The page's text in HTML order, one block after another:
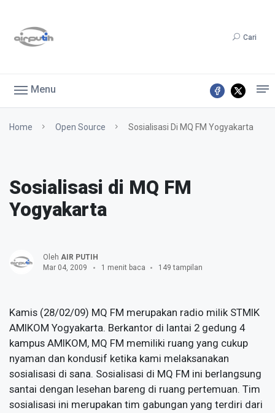
Cari
Menu
Home Open Source Sosialisasi Di MQ FM Yogyakarta
Sosialisasi di MQ FM
Yogyakarta
Oleh AIR PUTIH
Mar 04, 2009
1 menit baca 149 tampilan
Kamis (28/02/09) MQ FM merupakan radio milik STMIK
AMIKOM Yogyakarta. Berkantor di lantai 2 gedung 4
kampus AMIKOM, MQ FM memiliki ruang yang cukup
nyaman dan kondusif ketika kami melaksanakan
sosialisasi di sana. Sosialisasi di MQ FM ini berlangsung
santai dengan lesehan bareng di ruang pertemuan. Tim
sosialisasi ini merupakan tim gabungan yang terdiri dari